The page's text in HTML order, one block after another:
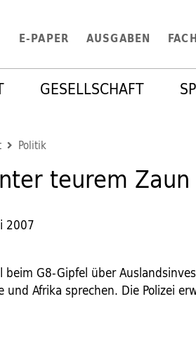
E-PAPER AUSGABEN
GESELLSCHAFT
Politik
teurem Zaun
2007
beim G8-Gipfel über
Afrika sprechen. Die Polizei